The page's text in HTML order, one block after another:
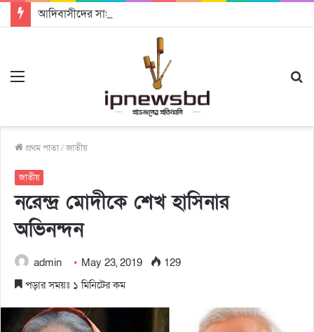
প্রথম পাতা/জাতীয়
জাতীয়
নরেন্দ্র মোদীকে শেখ হাসিনার
অভিনন্দন
admin May 23, 2019
129
পড়ার সময়ঃ ১ মিনিটের কম